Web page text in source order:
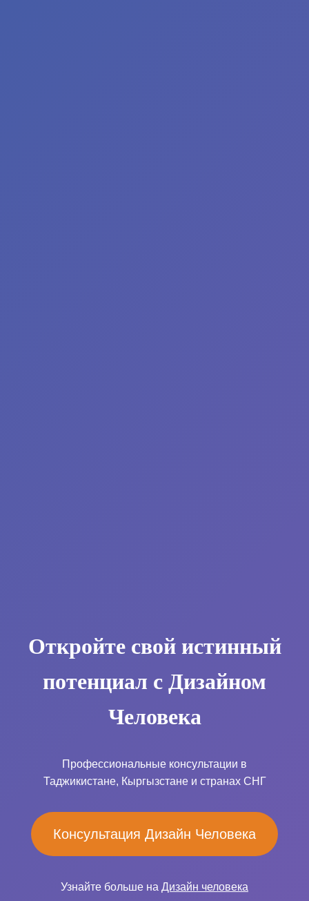
Откройте свой истинный
потенциал с Дизайном
Человека
Профессиональные консультации в
Таджикистане, Кыргызстане и странах СНГ
Консультация Дизайн Человека
Узнайте больше на Дизайн человека